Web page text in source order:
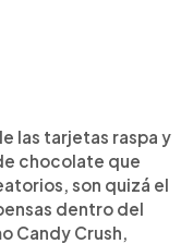
las tarjetas raspa y
chocolate que
son quizá el
dentro del
Candy Crush,